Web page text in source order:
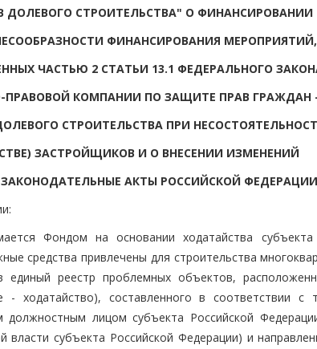
ДОЛЕВОГО СТРОИТЕЛЬСТВА" О ФИНАНСИРОВАНИИ
ФИНАНСИРОВАНИЯ МЕРОПРИЯТИЙ,
ЧАСТЬЮ 2 СТАТЬИ 13.1 ФЕДЕРАЛЬНОГО
ПРАВОВОЙ КОМПАНИИ ПО ЗАЩИТЕ ПРАВ ГРАЖДАН
СТРОИТЕЛЬСТВА ПРИ
ЗАСТРОЙЩИКОВ И О ВНЕСЕНИИ ИЗМЕНЕНИЙ
АКТЫ РОССИЙСКОЙ
Фондом на основании ходатайства
средства привлечены для строительства
реестр проблемных объектов,
- ходатайство), составленного в соответствии с
лицом субъекта Российской
власти субъекта Российской Федерации) и